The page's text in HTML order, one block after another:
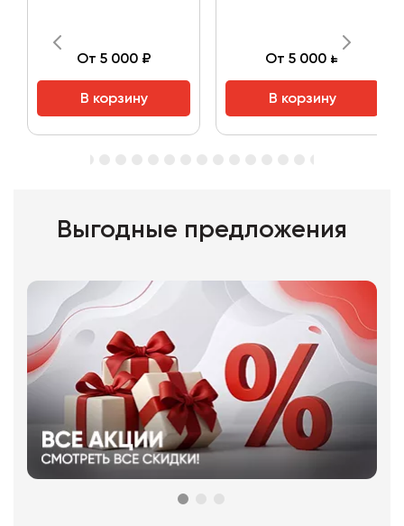
От 5 000 ₽
В корзину
От 5 000 ₽
В корзину
Выгодные предложения